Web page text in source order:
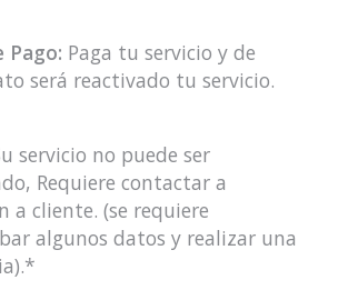
Pago: Paga tu servicio y de
será reactivado tu servicio.
servicio no puede ser
Requiere contactar a
a cliente. (se requiere
algunos datos y realizar una